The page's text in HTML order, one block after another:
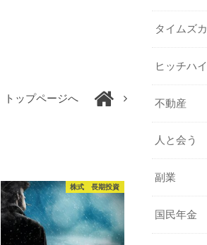
トップページへ
株式 長期投資
タイムズ
ヒッチハ
不動産
人と会う
副業
国民年金